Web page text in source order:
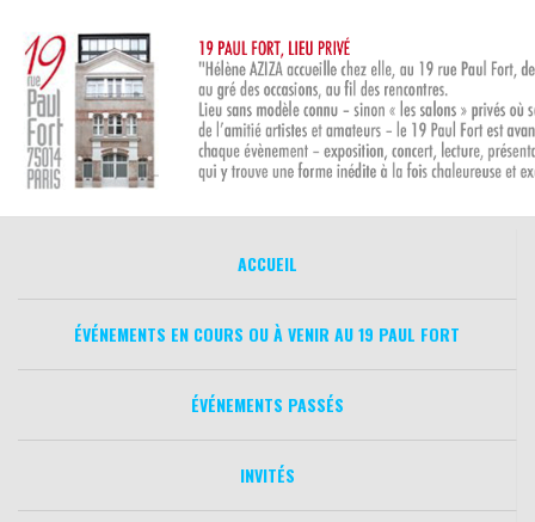
contenu
ACCUEIL
ÉVÉNEMENTS EN COURS OU À VENIR AU 19 PAUL FORT
ÉVÉNEMENTS PASSÉS
INVITÉS